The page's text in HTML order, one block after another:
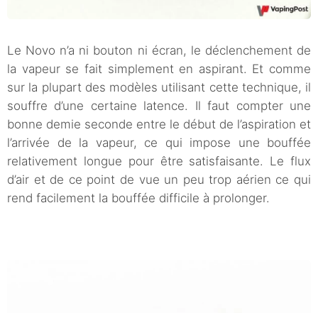
Le Novo n’a ni bouton ni écran, le déclenchement de
la vapeur se fait simplement en aspirant. Et comme
sur la plupart des modèles utilisant cette technique, il
souffre d’une certaine latence. Il faut compter une
bonne demie seconde entre le début de l’aspiration et
l’arrivée de la vapeur, ce qui impose une bouffée
relativement longue pour être satisfaisante. Le flux
d’air et de ce point de vue un peu trop aérien ce qui
rend facilement la bouffée difficile à prolonger.